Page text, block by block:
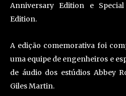
Anniversary Edition e Special
Edition.
A edição comemorativa foi
uma equipe de engenheiros e
de áudio dos estúdios Abbey
Giles Martin.